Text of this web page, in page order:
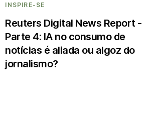
INSPIRE-SE
Reuters Digital News Report -
Parte 4: IA no consumo de
notícias é aliada ou algoz do
jornalismo?